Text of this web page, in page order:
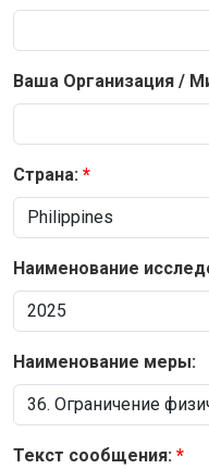
Ваша Организация /
Страна:
Наименование
Наименование меры:
Текст сообщения: